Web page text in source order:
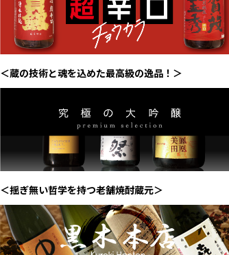
＜蔵の技術と魂を込めた最高級の逸品！＞
＜揺ぎ無い哲学を持つ老舗焼酎蔵元＞